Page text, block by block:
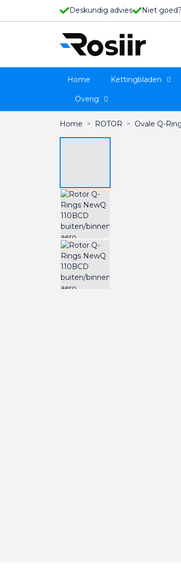
Deskundig advies Niet
Home Kettingbladen
Overig
Home ROTOR Ovale Q-